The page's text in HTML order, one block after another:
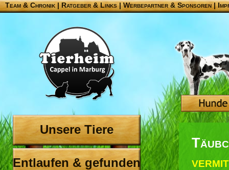
Team & Chronik |Ratgeber & Links|Werbepartner & Sponsoren|
Unsere Tiere
Entlaufen & gefunden